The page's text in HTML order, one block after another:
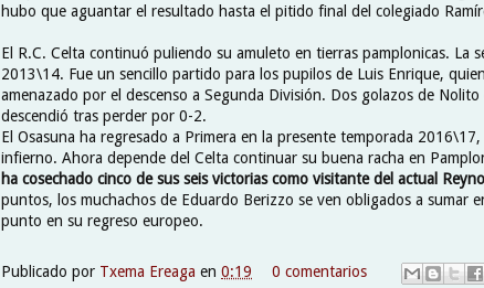
hubo que aguantar el resultado hasta el pitido final del colegiado
El R.C. Celta continuó puliendo su amuleto en tierras pamplonicas. La
2013\14. Fue un sencillo partido para los pupilos de Luis Enrique,
amenazado por el descenso a Segunda División. Dos golazos de
descendió tras perder por 0-2.
El Osasuna ha regresado a Primera en la presente temporada
infierno. Ahora depende del Celta continuar su buena racha en
ha cosechado cinco de sus seis victorias como visitante del actual
puntos, los muchachos de Eduardo Berizzo se ven obligados a sumar
punto en su regreso europeo.
Publicado por Txema Ereaga en 0:19 0 comentarios